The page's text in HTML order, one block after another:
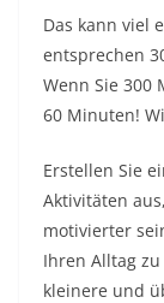
Das kann viel
entsprechen
Wenn Sie 300
60 Minuten!
Erstellen Sie
Aktivitäten
motivierter
Ihren Alltag
kleinere und